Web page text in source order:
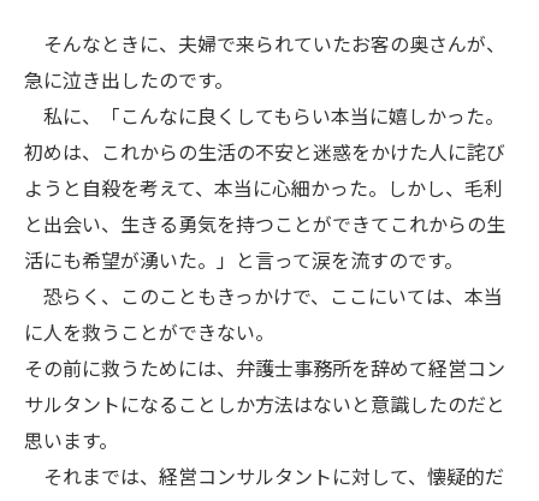
そんなときに、夫婦で来られていたお客の奥さんが、
急に泣き出したのです。
私に、「こんなに良くしてもらい本当に嬉しかった。
初めは、これからの生活の不安と迷惑をかけた人に詫び
ようと自殺を考えて、本当に心細かった。しかし、毛利
と出会い、生きる勇気を持つことができてこれからの生
活にも希望が湧いた。」と言って涙を流すのです。
恐らく、このこともきっかけで、ここにいては、本当
に人を救うことができない。
その前に救うためには、弁護士事務所を辞めて経営コン
サルタントになることしか方法はないと意識したのだと
思います。
それまでは、経営コンサルタントに対して、懐疑的だ